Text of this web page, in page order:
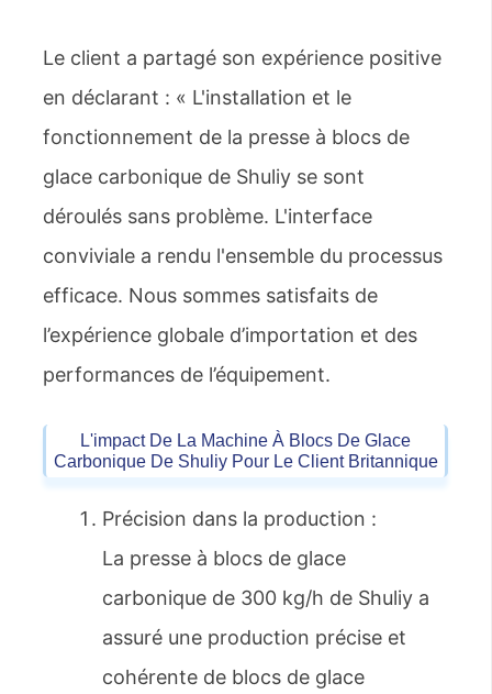
Le client a partagé son expérience positive
en déclarant : « L'installation et le
fonctionnement de la presse à blocs de
glace carbonique de Shuliy se sont
déroulés sans problème. L'interface
conviviale a rendu l'ensemble du processus
efficace. Nous sommes satisfaits de
l’expérience globale d’importation et des
performances de l’équipement.
L'impact De La Machine À Blocs De Glace
Carbonique De Shuliy Pour Le Client Britannique
Précision dans la production :
La presse à blocs de glace
carbonique de 300 kg/h de Shuliy a
assuré une production précise et
cohérente de blocs de glace